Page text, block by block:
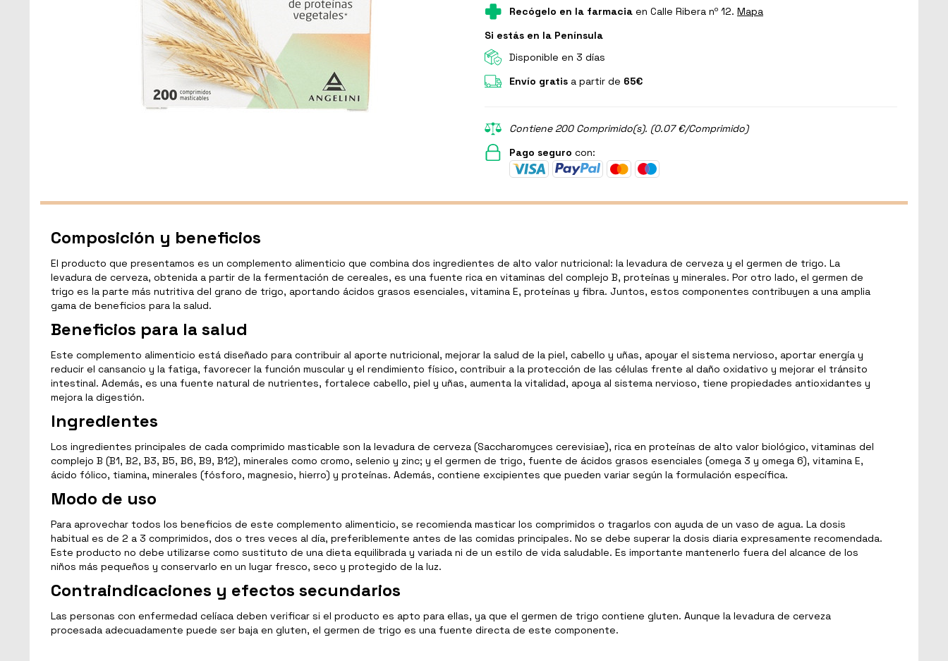
Recógelo en la farmacia en Calle Ribera nº 12. Mapa
Si estás en la Península
Disponible en 3 días
Envío gratis a partir de 65€
Contiene 200 Comprimido(s). (0.07 €/Comprimido)
Pago seguro con:
Composición y beneficios
El producto que presentamos es un complemento alimenticio que combina dos ingredientes de alto valor nutricional: la levadura de cerveza y el germen de trigo. La
levadura de cerveza, obtenida a partir de la fermentación de cereales, es una fuente rica en vitaminas del complejo B, proteínas y minerales. Por otro lado, el germen de
trigo es la parte más nutritiva del grano de trigo, aportando ácidos grasos esenciales, vitamina E, proteínas y fibra. Juntos, estos componentes contribuyen a una amplia
gama de beneficios para la salud.
Beneficios para la salud
Este complemento alimenticio está diseñado para contribuir al aporte nutricional, mejorar la salud de la piel, cabello y uñas, apoyar el sistema nervioso, aportar energía y
reducir el cansancio y la fatiga, favorecer la función muscular y el rendimiento físico, contribuir a la protección de las células frente al daño oxidativo y mejorar el tránsito
intestinal. Además, es una fuente natural de nutrientes, fortalece cabello, piel y uñas, aumenta la vitalidad, apoya al sistema nervioso, tiene propiedades antioxidantes y
mejora la digestión.
Ingredientes
Los ingredientes principales de cada comprimido masticable son la levadura de cerveza (Saccharomyces cerevisiae), rica en proteínas de alto valor biológico, vitaminas del
complejo B (B1, B2, B3, B5, B6, B9, B12), minerales como cromo, selenio y zinc; y el germen de trigo, fuente de ácidos grasos esenciales (omega 3 y omega 6), vitamina E,
ácido fólico, tiamina, minerales (fósforo, magnesio, hierro) y proteínas. Además, contiene excipientes que pueden variar según la formulación específica.
Modo de uso
Para aprovechar todos los beneficios de este complemento alimenticio, se recomienda masticar los comprimidos o tragarlos con ayuda de un vaso de agua. La dosis
habitual es de 2 a 3 comprimidos, dos o tres veces al día, preferiblemente antes de las comidas principales. No se debe superar la dosis diaria expresamente recomendada.
Este producto no debe utilizarse como sustituto de una dieta equilibrada y variada ni de un estilo de vida saludable. Es importante mantenerlo fuera del alcance de los
niños más pequeños y conservarlo en un lugar fresco, seco y protegido de la luz.
Contraindicaciones y efectos secundarios
Las personas con enfermedad celíaca deben verificar si el producto es apto para ellas, ya que el germen de trigo contiene gluten. Aunque la levadura de cerveza
procesada adecuadamente puede ser baja en gluten, el germen de trigo es una fuente directa de este componente.